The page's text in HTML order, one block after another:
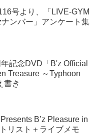
号より、「LIVE-GYM
ンバー」アンケート集
記念DVD「B'z Official
Treasure ～Typhoon
書き
B’z Pleasure in
リスト＋ライブメモ